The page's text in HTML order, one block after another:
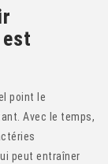
point le
Avec le temps,
peut entraîner